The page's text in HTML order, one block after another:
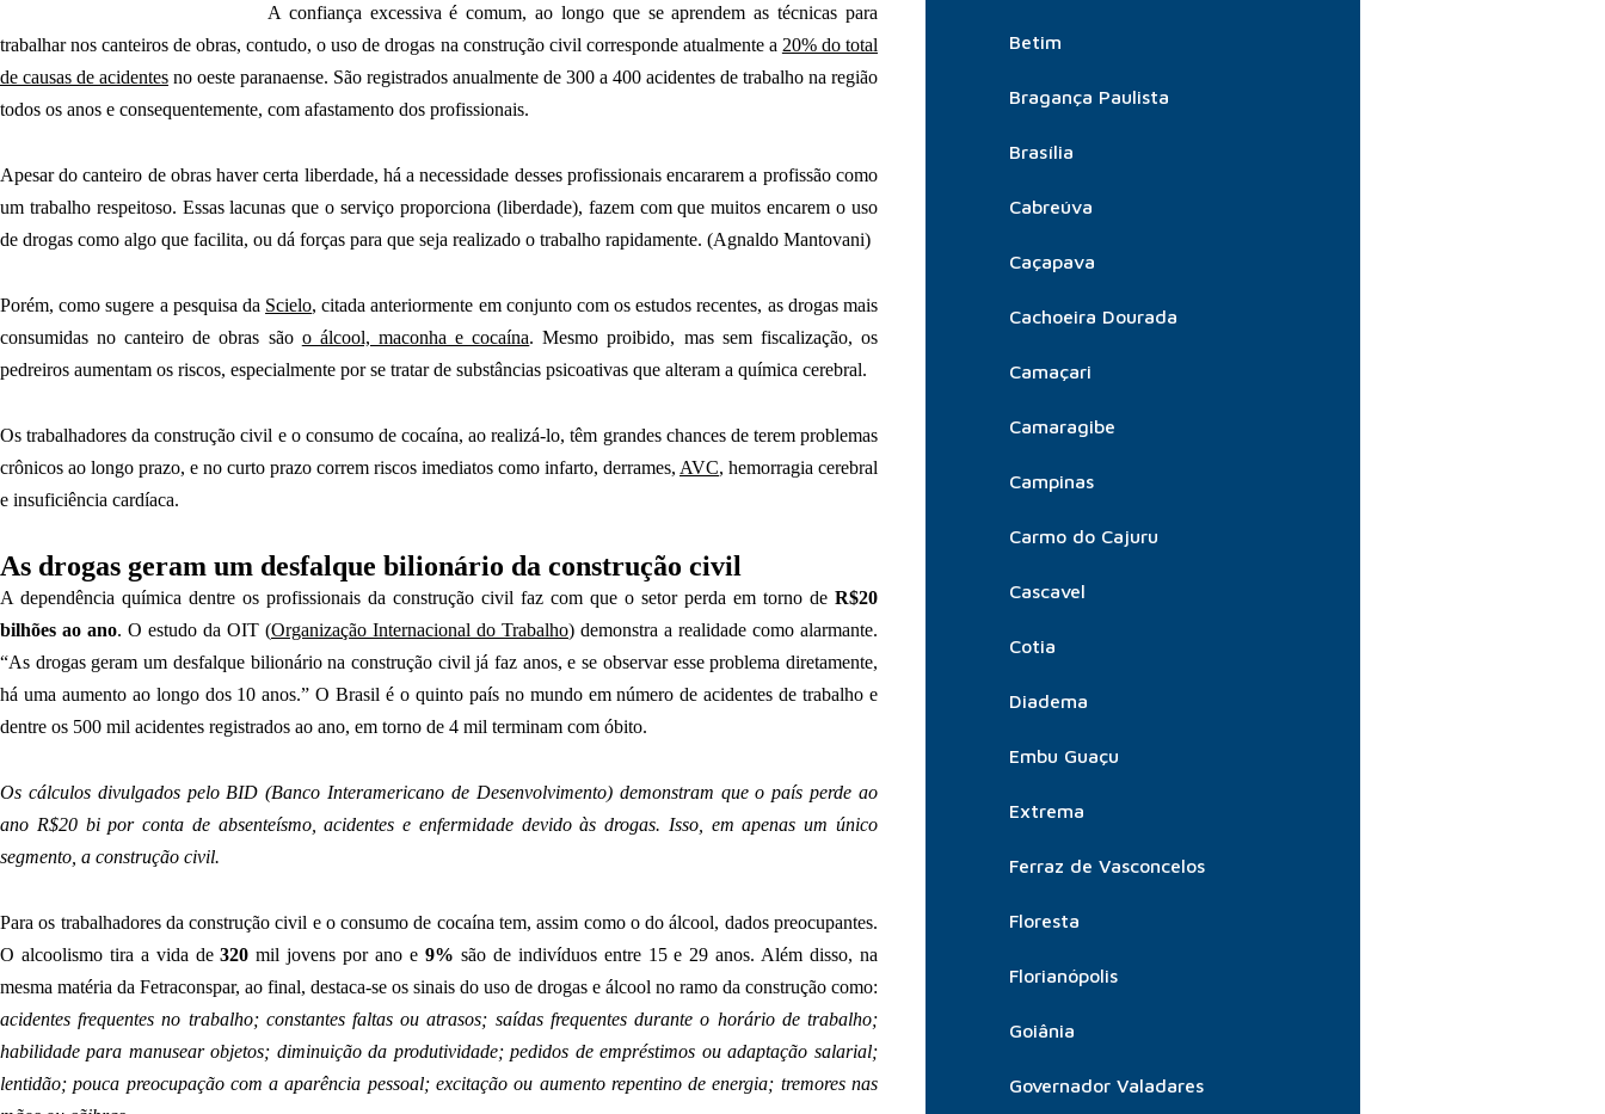
A confiança excessiva é comum, ao longo que se aprendem as técnicas para
trabalhar nos canteiros de obras, contudo, o uso de drogas na construção civil corresponde atualmente a 20% do total
de causas de acidentes no oeste paranaense. São registrados anualmente de 300 a 400 acidentes de trabalho na região
todos os anos e consequentemente, com afastamento dos profissionais.
Apesar do canteiro de obras haver certa liberdade, há a necessidade desses profissionais encararem a profissão como
um trabalho respeitoso. Essas lacunas que o serviço proporciona (liberdade), fazem com que muitos encarem o uso
de drogas como algo que facilita, ou dá forças para que seja realizado o trabalho rapidamente. (Agnaldo Mantovani)
Porém, como sugere a pesquisa da Scielo, citada anteriormente em conjunto com os estudos recentes, as drogas mais
consumidas no canteiro de obras são o álcool, maconha e cocaína. Mesmo proibido, mas sem fiscalização, os
pedreiros aumentam os riscos, especialmente por se tratar de substâncias psicoativas que alteram a química cerebral.
Os trabalhadores da construção civil e o consumo de cocaína, ao realizá-lo, têm grandes chances de terem problemas
crônicos ao longo prazo, e no curto prazo correm riscos imediatos como infarto, derrames, AVC, hemorragia cerebral
e insuficiência cardíaca.
As drogas geram um desfalque bilionário da construção civil
A dependência química dentre os profissionais da construção civil faz com que o setor perda em torno de R$20
bilhões ao ano. O estudo da OIT (Organização Internacional do Trabalho) demonstra a realidade como alarmante.
“As drogas geram um desfalque bilionário na construção civil já faz anos, e se observar esse problema diretamente,
há uma aumento ao longo dos 10 anos.” O Brasil é o quinto país no mundo em número de acidentes de trabalho e
dentre os 500 mil acidentes registrados ao ano, em torno de 4 mil terminam com óbito.
Os cálculos divulgados pelo BID (Banco Interamericano de Desenvolvimento) demonstram que o país perde ao
ano R$20 bi por conta de absenteísmo, acidentes e enfermidade devido às drogas. Isso, em apenas um único
segmento, a construção civil.
Para os trabalhadores da construção civil e o consumo de cocaína tem, assim como o do álcool, dados preocupantes.
O alcoolismo tira a vida de320 mil jovens por ano e 9% são de indivíduos entre 15 e 29 anos. Além disso, na
mesma matéria da Fetraconspar, ao final, destaca-se os sinais do uso de drogas e álcool no ramo da construção como:
acidentes frequentes no trabalho; constantes faltas ou atrasos; saídas frequentes durante o horário de trabalho;
habilidade para manusear objetos; diminuição da produtividade; pedidos de empréstimos ou adaptação salarial;
lentidão; pouca preocupação com a aparência pessoal; excitação ou aumento repentino de energia; tremores nas
Betim
Bragança Paulista
Brasília
Cabreúva
Caçapava
Cachoeira Dourada
Camaçari
Camaragibe
Campinas
Carmo do Cajuru
Cascavel
Cotia
Diadema
Embu Guaçu
Extrema
Ferraz de Vasconcelos
Floresta
Florianópolis
Goiânia
Governador Valadares